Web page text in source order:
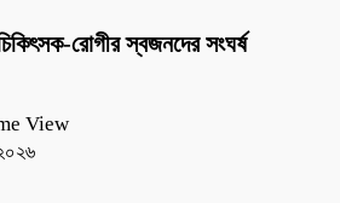
রোগীর স্বজনদের সংঘর্ষ
View